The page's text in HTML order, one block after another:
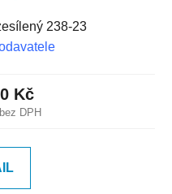
238-23
DPH
Kč